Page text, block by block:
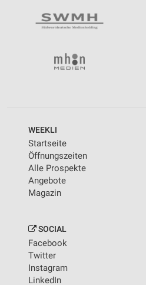
WEEKLI
Startseite
Öffnungszeiten
Alle Prospekte
Angebote
Magazin
SOCIAL
Facebook
Twitter
Instagram
LinkedIn